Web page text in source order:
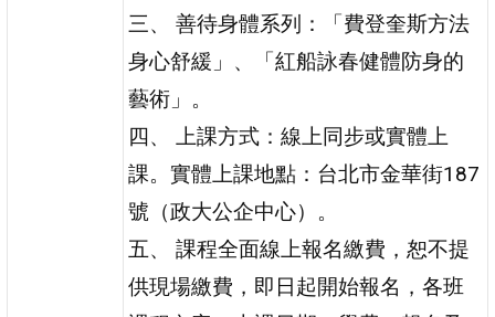
三、 善待身體系列：「費登奎斯方法
身心舒緩」、「紅船詠春健體防身的
藝術」。
四、 上課方式：線上同步或實體上
課。實體上課地點：台北市金華街187
號（政大公企中心）。
五、 課程全面線上報名繳費，恕不提
供現場繳費，即日起開始報名，各班